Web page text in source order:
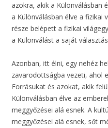
azokra, akik a Különválásban
a Különválásban élve a fizikai
része belépett a fizikai
a Különválást a saját
Azonban, itt élni, egy nehéz
zavarodottságba vezeti, ahol
Forrásukat és azokat, akik
Különválásban élve az
meggyőzései alá esnek. A
meggyőzései alá esnek, sőt